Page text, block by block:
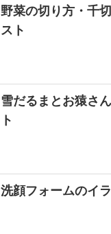
野菜の切り方・千
スト
雪だるまとお猿さ
ト
洗顔フォームのイ